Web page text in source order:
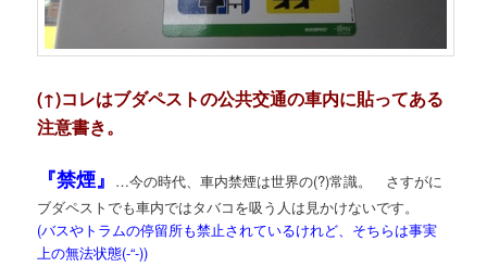
(↑)コレはブダペストの公共交通の車内に貼ってある
注意書き。
『禁煙』 …今の時代、車内禁煙は世界の(?)常識。 さすがに
ブダペストでも車内ではタバコを吸う人は見かけないです。
(バスやトラムの停留所も禁止されているけれど、そちらは事実
上の無法状態(-“-))